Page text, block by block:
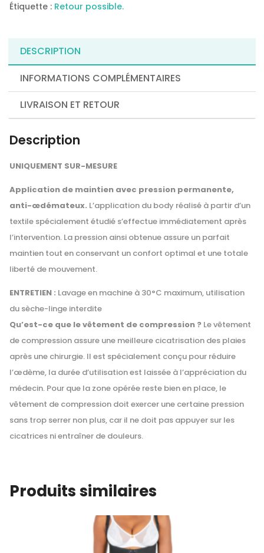
Étiquette : Retour possible.
DESCRIPTION
INFORMATIONS COMPLÉMENTAIRES
LIVRAISON ET RETOUR
Description
UNIQUEMENT SUR-MESURE
Application de maintien avec pression permanente,
anti-œdémateux. L’application du body réalisé à partir d’un
textile spécialement étudié s’effectue immédiatement après
l’intervention. La pression ainsi obtenue assure un parfait
maintien tout en conservant un confort optimal et une totale
liberté de mouvement.
ENTRETIEN : Lavage en machine à 30°C maximum, utilisation
du sèche-linge interdite
Qu’est-ce que le vêtement de compression ? Le vêtement
de compression assure une meilleure cicatrisation des plaies
après une chirurgie. Il est spécialement conçu pour réduire
l’œdème, la durée d’utilisation est laissée à l’appréciation du
médecin. Pour que la zone opérée reste bien en place, le
vêtement de compression doit exercer une certaine pression
sans trop serrer non plus, car il ne doit pas appuyer sur les
cicatrices ni entraîner de douleurs.
Produits similaires